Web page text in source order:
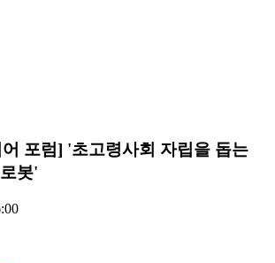
포럼] '초고령사회 자립을 돕는
봇'